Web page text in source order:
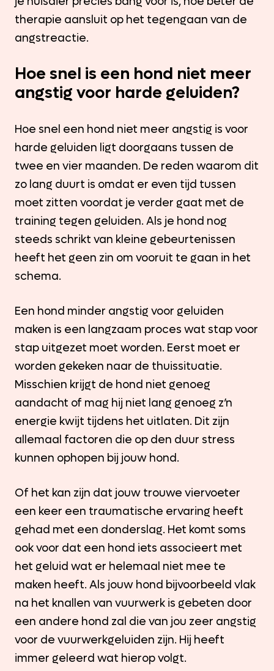
therapie aansluit op het tegengaan van de
angstreactie.
Hoe snel is een hond niet meer
angstig voor harde geluiden?
Hoe snel een hond niet meer angstig is voor
harde geluiden ligt doorgaans tussen de
twee en vier maanden. De reden waarom dit
zo lang duurt is omdat er even tijd tussen
moet zitten voordat je verder gaat met de
training tegen geluiden. Als je hond nog
steeds schrikt van kleine gebeurtenissen
heeft het geen zin om vooruit te gaan in het
schema.
Een hond minder angstig voor geluiden
maken is een langzaam proces wat stap voor
stap uitgezet moet worden. Eerst moet er
worden gekeken naar de thuissituatie.
Misschien krijgt de hond niet genoeg
aandacht of mag hij niet lang genoeg z’n
energie kwijt tijdens het uitlaten. Dit zijn
allemaal factoren die op den duur stress
kunnen ophopen bij jouw hond.
Of het kan zijn dat jouw trouwe viervoeter
een keer een traumatische ervaring heeft
gehad met een donderslag. Het komt soms
ook voor dat een hond iets associeert met
het geluid wat er helemaal niet mee te
maken heeft. Als jouw hond bijvoorbeeld vlak
na het knallen van vuurwerk is gebeten door
een andere hond zal die van jou zeer angstig
voor de vuurwerkgeluiden zijn. Hij heeft
immer geleerd wat hierop volgt.